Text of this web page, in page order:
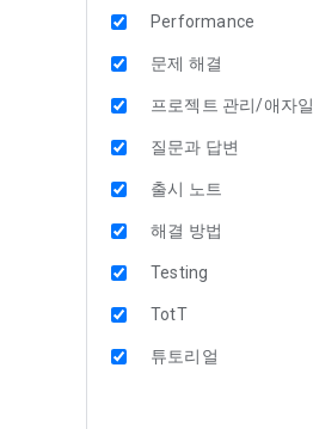
Performance
문제 해결
프로젝트 관리/애자일
질문과 답변
출시 노트
해결 방법
Testing
TotT
튜토리얼